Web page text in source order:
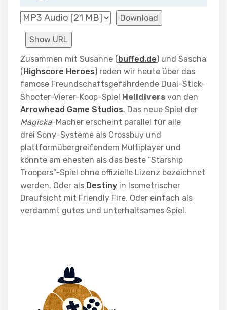
Download
Show URL
Zusammen mit Susanne (buffed.de) und Sascha
(Highscore Heroes) reden wir heute über das
famose Freundschaftsgefährdende Dual-Stick-
Shooter-Vierer-Koop-Spiel Helldivers von den
Arrowhead Game Studios. Das neue Spiel der
Magicka-Macher erscheint parallel für alle
drei Sony-Systeme als Crossbuy und
plattformübergreifendem Multiplayer und
könnte am ehesten als das beste “Starship
Troopers”-Spiel ohne offizielle Lizenz bezeichnet
werden. Oder als Destiny in Isometrischer
Draufsicht mit Friendly Fire. Oder einfach als
verdammt gutes und unterhaltsames Spiel.